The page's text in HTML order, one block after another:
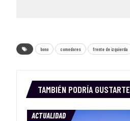
bono comedores frente de izquierda
TAMBIÉN PODRÍA GUSTARTE
ACTUALIDAD